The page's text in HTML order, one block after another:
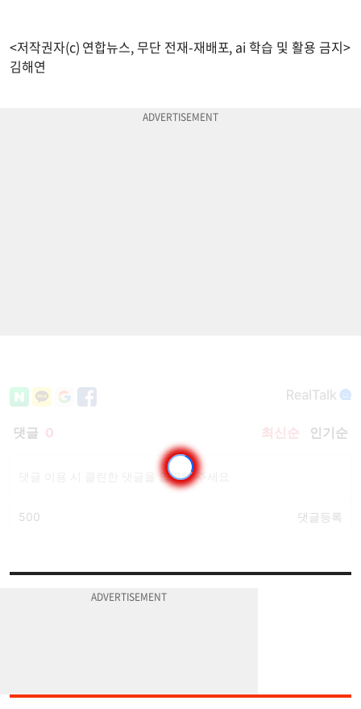
<저작권자(c) 연합뉴스, 무단 전재-재배포, ai 학습 및 활용 금지>
김해연